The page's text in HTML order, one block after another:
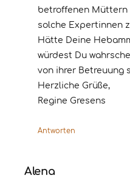
betroffenen Müttern
solche Expertinnen
Hätte Deine
würdest Du
von ihrer Betreuung
Herzliche Grüße,
Regine Gresens
Antworten
Alena